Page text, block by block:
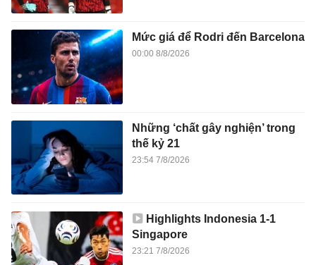
Mức giá để Rodri đến Barcelona
00:00 8/8/2026
Những ‘chất gây nghiện’ trong
thế kỷ 21
23:54 7/8/2026
Highlights Indonesia 1-1
Singapore
23:21 7/8/2026